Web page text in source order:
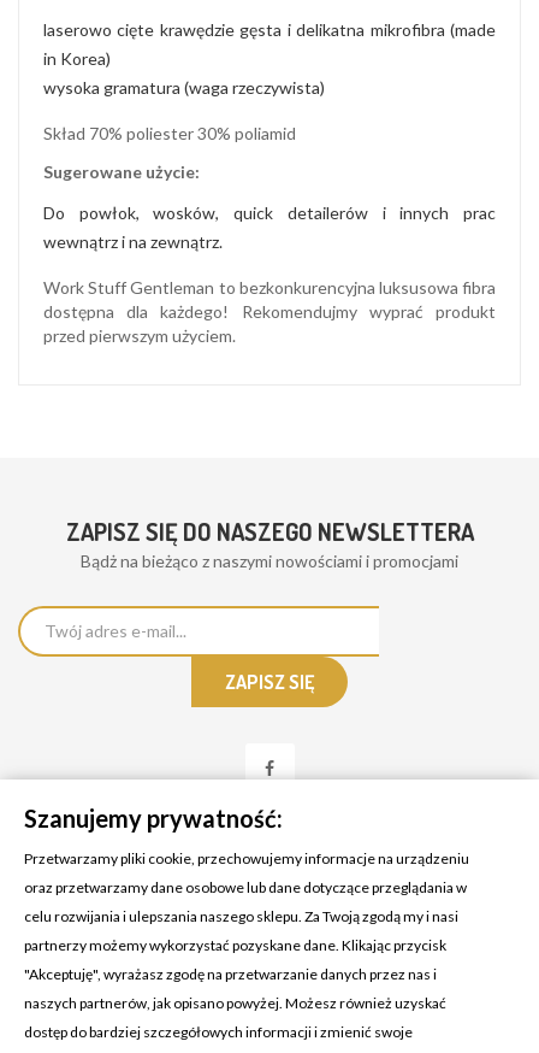
laserowo cięte krawędzie gęsta i delikatna mikrofibra (made
in Korea)
wysoka gramatura (waga rzeczywista)
Skład 70% poliester 30% poliamid
Sugerowane użycie:
Do powłok, wosków, quick detailerów i innych prac
wewnątrz i na zewnątrz.
Work Stuff Gentleman to bezkonkurencyjna luksusowa fibra
dostępna dla każdego! Rekomendujmy wyprać produkt
przed pierwszym użyciem.
ZAPISZ SIĘ DO NASZEGO NEWSLETTERA
Bądż na bieżąco z naszymi nowościami i promocjami
KONTAKT Z NAMI
Adres:
Cosmetic4car
Budzisz 73A
39-200 Dębica
Szanujemy prywatność:
Przetwarzamy pliki cookie, przechowujemy informacje na urządzeniu
oraz przetwarzamy dane osobowe lub dane dotyczące przeglądania w
celu rozwijania i ulepszania naszego sklepu. Za Twoją zgodą my i nasi
partnerzy możemy wykorzystać pozyskane dane. Klikając przycisk
"Akceptuję", wyrażasz zgodę na przetwarzanie danych przez nas i
naszych partnerów, jak opisano powyżej. Możesz również uzyskać
dostęp do bardziej szczegółowych informacji i zmienić swoje